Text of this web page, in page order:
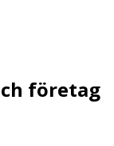
företag